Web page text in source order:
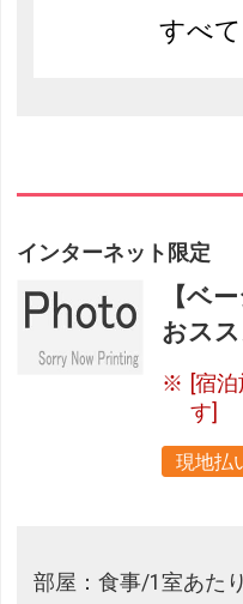
すべ
インターネット限定
【ベ
おス
[宿
す]
現地払
部屋：食事/1室あた